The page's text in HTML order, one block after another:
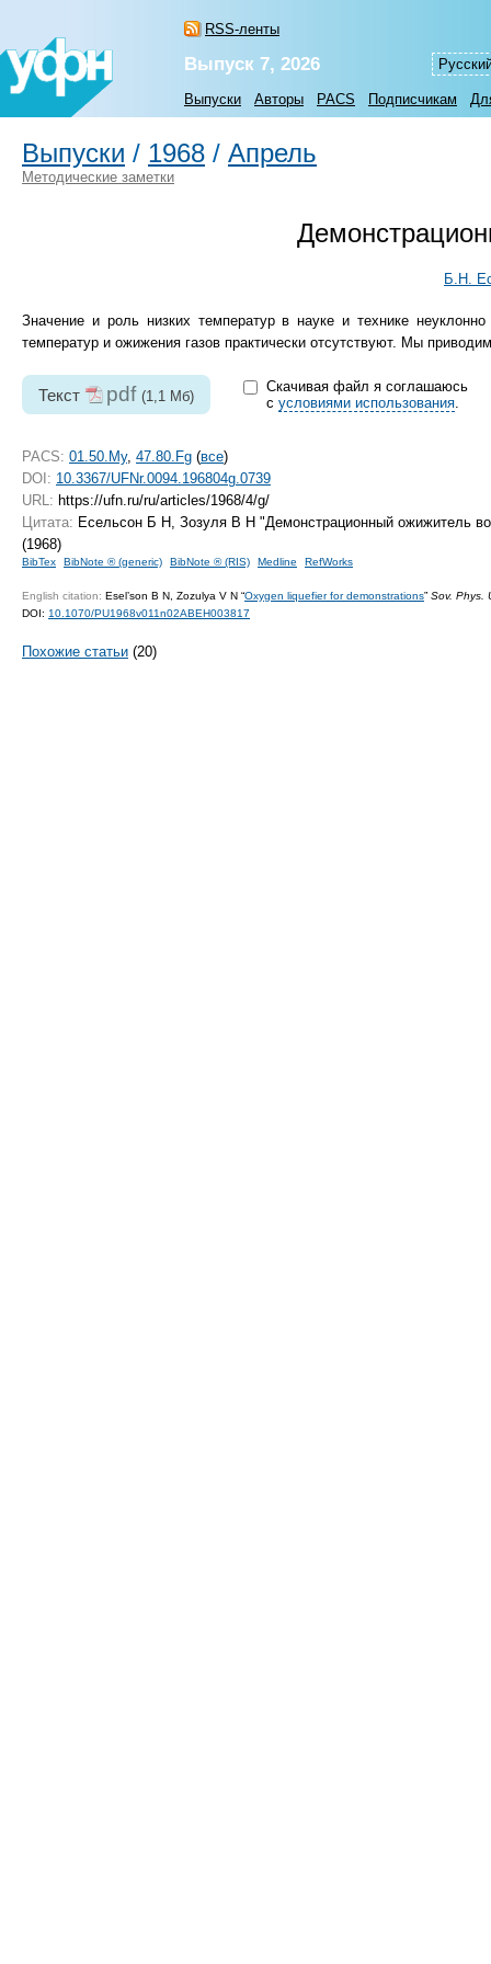
RSS-ленты
Выпуск 7, 2026
Выпуски Авторы PACS Подписчикам
Выпуски / 1968 / Апрель
Методические заметки
Б.Н.
Значение и роль низких температур в науке и технике
температур и ожижения газов практически отсутствуют. Мы
Текст pdf (1,1 Мб)
Скачивая файл я соглашаюсь
с условиями использования.
PACS: 01.50.My, 47.80.Fg (все)
DOI: 10.3367/UFNr.0094.196804g.0739
URL: https://ufn.ru/ru/articles/1968/4/g/
Цитата: Есельсон Б Н, Зозуля В Н "Демонстрационный ожижитель
(1968)
BibTex BibNote ® (generic) BibNote ® (RIS) Medline RefWorks
English citation: Esel’son B N, Zozulya V N “Oxygen liquefier for demonstrations” Sov. Phys.
DOI: 10.1070/PU1968v011n02ABEH003817
Похожие статьи (20)